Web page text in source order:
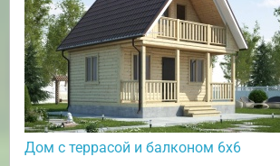
Дом с террасой и балконом 6х6